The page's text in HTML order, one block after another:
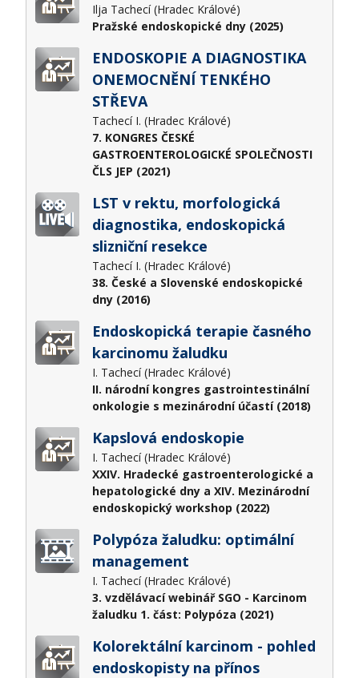
Ilja Tachecí (Hradec Králové)
Pražské endoskopické dny (2025)
ENDOSKOPIE A DIAGNOSTIKA
ONEMOCNĚNÍ TENKÉHO
STŘEVA
Tachecí I. (Hradec Králové)
7. KONGRES ČESKÉ
GASTROENTEROLOGICKÉ SPOLEČNOSTI
ČLS JEP (2021)
LST v rektu, morfologická
diagnostika, endoskopická
slizniční resekce
Tachecí I. (Hradec Králové)
38. České a Slovenské endoskopické
dny (2016)
Endoskopická terapie časného
karcinomu žaludku
I. Tachecí (Hradec Králové)
II. národní kongres gastrointestinální
onkologie s mezinárodní účastí (2018)
Kapslová endoskopie
I. Tachecí (Hradec Králové)
XXIV. Hradecké gastroenterologické a
hepatologické dny a XIV. Mezinárodní
endoskopický workshop (2022)
Polypóza žaludku: optimální
management
I. Tachecí (Hradec Králové)
3. vzdělávací webinář SGO - Karcinom
žaludku 1. část: Polypóza (2021)
Kolorektální karcinom - pohled
endoskopisty na přínos